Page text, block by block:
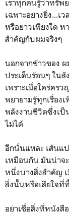
เราทุกคนรู้ว่าทรัพ
เฉพาะอย่างยิ่ง...เ
หรือยาวเพียงใด
สำคัญกับผมจริงๆ
นอกจากข้าวของ
ประเด็นร้อนๆ ใน
เพราะเมื่อใคร่คร
พยายามรู้ทุกเรื่อง
พลังงานชีวิตซึ่งเป็
ไม่ได้
อีกนั่นแหละ เส้นแ
เหมือนกัน มันน่าจ
หนึ่งบางสิ่งสำคัญ เ
สิ่งนั้นหรือเสียใจ
อย่าเชื่อสิ่งที่หนังสื